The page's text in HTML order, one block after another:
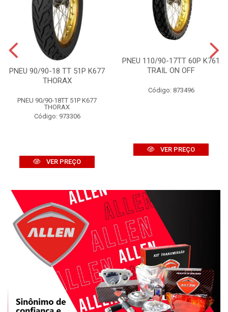
PNEU 90/90-18 TT 51P K677
THORAX
PNEU 90/90-18TT 51P K677
THORAX
Código: 973306
VER PREÇO
PNEU 110/90-17TT 60P K761
TRAIL ON OFF
Código: 873496
VER PREÇO